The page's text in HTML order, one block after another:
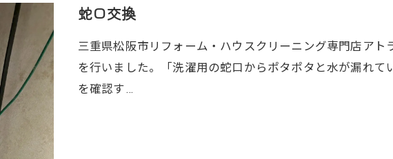
蛇口交換
三重県松阪市リフォーム・ハウスクリーニング専門店アト
を行いました。「洗濯用の蛇口からポタポタと水が漏れ
を確認す…